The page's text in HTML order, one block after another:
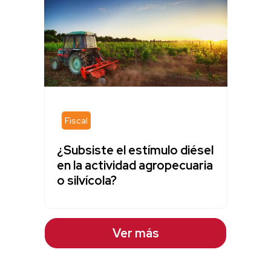
Fiscal
¿Subsiste el estímulo diésel
en la actividad agropecuaria
o silvícola?
Ver más